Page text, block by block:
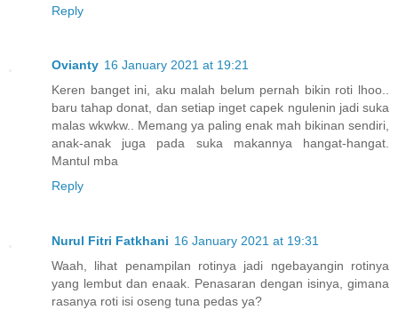
Reply
Ovianty 16 January 2021 at 19:21
Keren banget ini, aku malah belum pernah bikin roti lhoo..
baru tahap donat, dan setiap inget capek ngulenin jadi suka
malas wkwkw.. Memang ya paling enak mah bikinan sendiri,
anak-anak juga pada suka makannya hangat-hangat.
Mantul mba
Reply
Nurul Fitri Fatkhani 16 January 2021 at 19:31
Waah, lihat penampilan rotinya jadi ngebayangin rotinya
yang lembut dan enaak. Penasaran dengan isinya, gimana
rasanya roti isi oseng tuna pedas ya?